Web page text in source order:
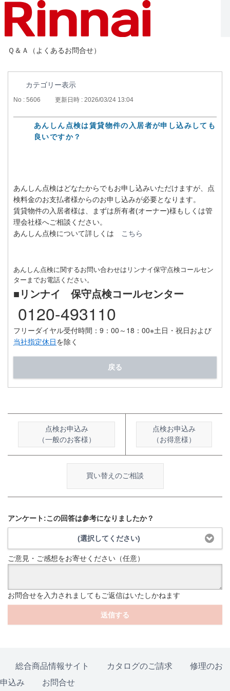
Ｑ＆Ａ（よくあるお問合せ）
カテゴリー表示
No : 5606 更新日時 : 2026/03/24 13:04
あんしん点検は賃貸物件の入居者が申し込みしても
良いですか？
あんしん点検はどなたからでもお申し込みいただけますが、点
検料金のお支払者様からのお申し込みが必要となります。
賃貸物件の入居者様は、まずは所有者(オーナー)様もしくは管
理会社様へご相談ください。
あんしん点検について詳しくは
こちら
あんしん点検に関するお問い合わせはリンナイ保守点検コールセン
ターまでお電話ください。
■リンナイ 保守点検コールセンター
0120-493110
フリーダイヤル受付時間：9：00～18：00※土日・祝日および
当社指定休日を除く
戻る
点検お申込み
（一般のお客様）
点検お申込み
（お得意様）
買い替えのご相談
アンケート:この回答は参考になりましたか？
(選択してください)
ご意見・ご感想をお寄せください（任意）
お問合せを入力されましてもご返信はいたしかねます
送信する
総合商品情報サイト カタログのご請求
修理のお
申込み
お問合せ